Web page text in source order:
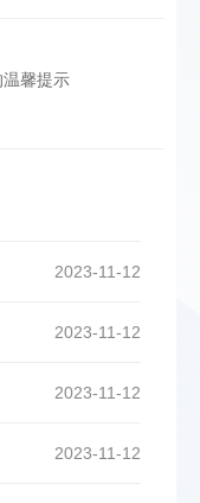
馨提示
2023-11-12
2023-11-12
2023-11-12
2023-11-12